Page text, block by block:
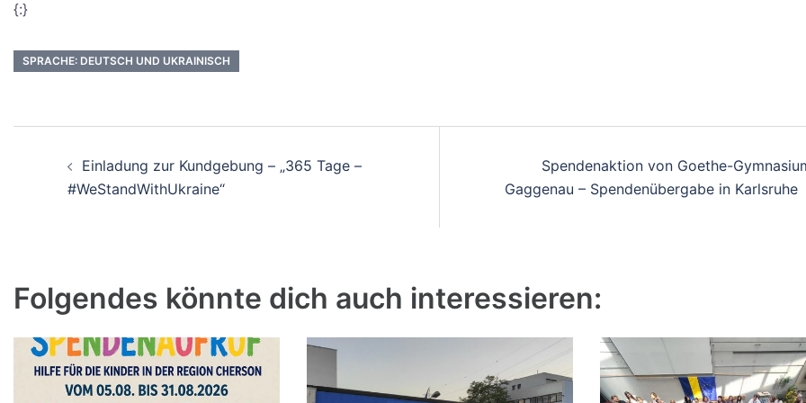
{:}
SPRACHE: DEUTSCH UND UKRAINISCH
Einladung zur Kundgebung – „365 Tage –
#WeStandWithUkraine“
Spendenaktion von Goethe-
Gaggenau – Spendenübergabe in Karlsruhe
Folgendes könnte dich auch interessieren: